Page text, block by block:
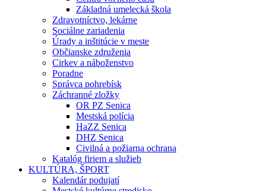
Základná umelecká škola
Zdravotníctvo, lekárne
Sociálne zariadenia
Úrady a inštitúcie v meste
Občianske združenia
Cirkev a náboženstvo
Poradne
Správca pohrebísk
Záchranné zložky
OR PZ Senica
Mestská polícia
HaZZ Senica
DHZ Senica
Civilná a požiarna ochrana
Katalóg firiem a služieb
KULTÚRA, ŠPORT
Kalendár podujatí